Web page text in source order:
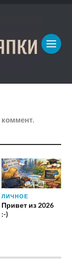
коммент.
ЛИЧНОЕ
Привет из 2026
:-)